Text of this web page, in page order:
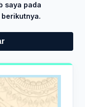
saya pada